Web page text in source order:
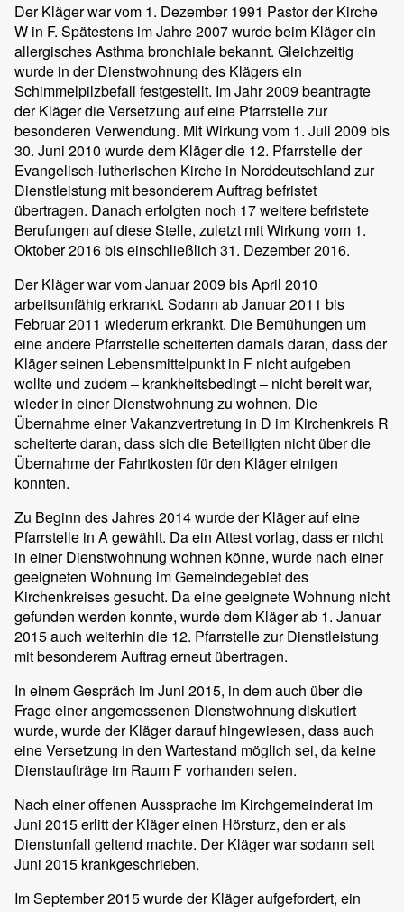
Der Kläger war vom 1. Dezember 1991 Pastor der Kirche
W in F. Spätestens im Jahre 2007 wurde beim Kläger ein
allergisches Asthma bronchiale bekannt. Gleichzeitig
wurde in der Dienstwohnung des Klägers ein
Schimmelpilzbefall festgestellt. Im Jahr 2009 beantragte
der Kläger die Versetzung auf eine Pfarrstelle zur
besonderen Verwendung. Mit Wirkung vom 1. Juli 2009 bis
30. Juni 2010 wurde dem Kläger die 12. Pfarrstelle der
Evangelisch-lutherischen Kirche in Norddeutschland zur
Dienstleistung mit besonderem Auftrag befristet
übertragen. Danach erfolgten noch 17 weitere befristete
Berufungen auf diese Stelle, zuletzt mit Wirkung vom 1.
Oktober 2016 bis einschließlich 31. Dezember 2016.
Der Kläger war vom Januar 2009 bis April 2010
arbeitsunfähig erkrankt. Sodann ab Januar 2011 bis
Februar 2011 wiederum erkrankt. Die Bemühungen um
eine andere Pfarrstelle scheiterten damals daran, dass der
Kläger seinen Lebensmittelpunkt in F nicht aufgeben
wollte und zudem – krankheitsbedingt – nicht bereit war,
wieder in einer Dienstwohnung zu wohnen. Die
Übernahme einer Vakanzvertretung in D im Kirchenkreis R
scheiterte daran, dass sich die Beteiligten nicht über die
Übernahme der Fahrtkosten für den Kläger einigen
konnten.
Zu Beginn des Jahres 2014 wurde der Kläger auf eine
Pfarrstelle in A gewählt. Da ein Attest vorlag, dass er nicht
in einer Dienstwohnung wohnen könne, wurde nach einer
geeigneten Wohnung im Gemeindegebiet des
Kirchenkreises gesucht. Da eine geeignete Wohnung nicht
gefunden werden konnte, wurde dem Kläger ab 1. Januar
2015 auch weiterhin die 12. Pfarrstelle zur Dienstleistung
mit besonderem Auftrag erneut übertragen.
In einem Gespräch im Juni 2015, in dem auch über die
Frage einer angemessenen Dienstwohnung diskutiert
wurde, wurde der Kläger darauf hingewiesen, dass auch
eine Versetzung in den Wartestand möglich sei, da keine
Dienstaufträge im Raum F vorhanden seien.
Nach einer offenen Aussprache im Kirchgemeinderat im
Juni 2015 erlitt der Kläger einen Hörsturz, den er als
Dienstunfall geltend machte. Der Kläger war sodann seit
Juni 2015 krankgeschrieben.
Im September 2015 wurde der Kläger aufgefordert, ein